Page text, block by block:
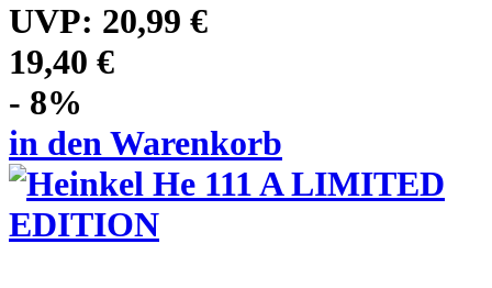
UVP: 20,99 €
19,40 €
- 8%
in den Warenkorb